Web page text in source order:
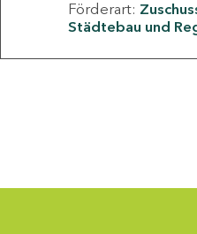
Förderart:
Städtebau und